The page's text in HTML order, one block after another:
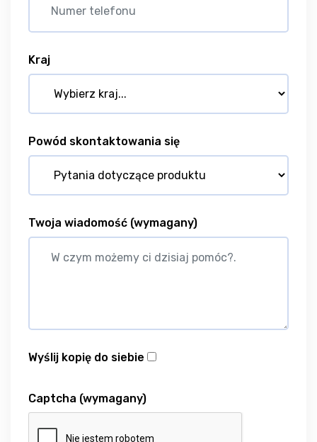
Kraj
Powód skontaktowania się
Twoja wiadomość (wymagany)
Wyślij kopię do siebie
Captcha (wymagany)